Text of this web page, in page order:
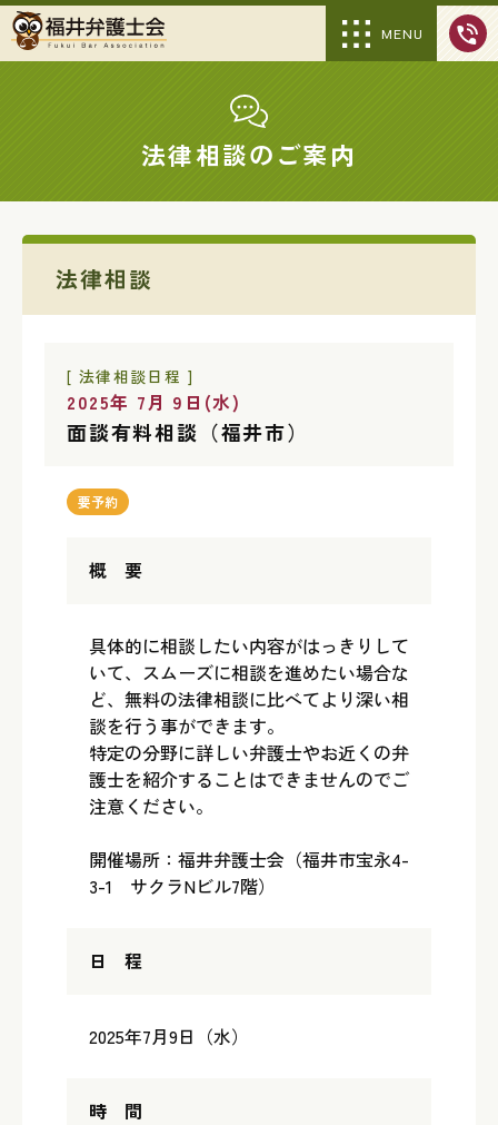
MENU
法律相談のご案内
法律相談
[ 法律相談日程 ]
2025年 7月 9日(水)
面談有料相談（福井市）
要予約
概 要
具体的に相談したい内容がはっきりして
いて、スムーズに相談を進めたい場合な
ど、無料の法律相談に比べてより深い相
談を行う事ができます。
特定の分野に詳しい弁護士やお近くの弁
護士を紹介することはできませんのでご
注意ください。
開催場所：福井弁護士会（福井市宝永4-
3-1 サクラNビル7階）
日 程
2025年7月9日（水）
時 間